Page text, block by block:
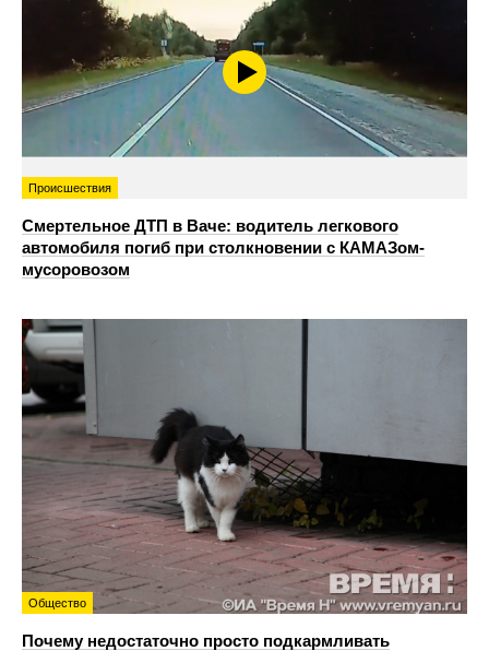
Происшествия
Смертельное ДТП в Ваче: водитель легкового
автомобиля погиб при столкновении с КАМАЗом-
мусоровозом
Общество
Почему недостаточно просто подкармливать